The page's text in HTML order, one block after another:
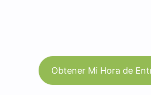
Obtener Mi Hora de